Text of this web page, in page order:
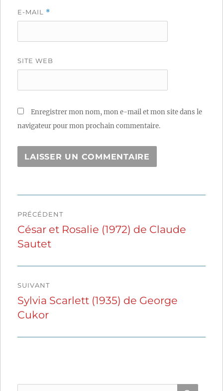
E-MAIL *
SITE WEB
Enregistrer mon nom, mon e-mail et mon site dans le
navigateur pour mon prochain commentaire.
de
l’article
PRÉCÉDENT
Publication
précédente :
César et Rosalie (1972) de Claude
Sautet
SUIVANT
Publication
suivante :
Sylvia Scarlett (1935) de George
Cukor